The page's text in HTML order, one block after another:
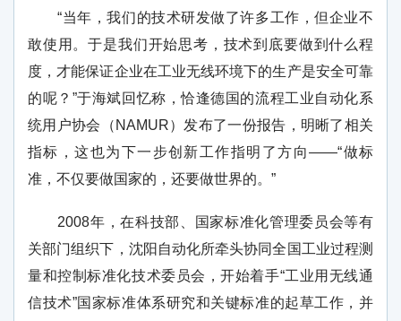
“当年，我们的技术研发做了许多工作，但企业不
敢使用。于是我们开始思考，技术到底要做到什么程
度，才能保证企业在工业无线环境下的生产是安全可靠
的呢？”于海斌回忆称，恰逢德国的流程工业自动化系
统用户协会（NAMUR）发布了一份报告，明晰了相关
指标，这也为下一步创新工作指明了方向——“做标
准，不仅要做国家的，还要做世界的。”
2008年，在科技部、国家标准化管理委员会等有
关部门组织下，沈阳自动化所牵头协同全国工业过程测
量和控制标准化技术委员会，开始着手“工业用无线通
信技术”国家标准体系研究和关键标准的起草工作，并